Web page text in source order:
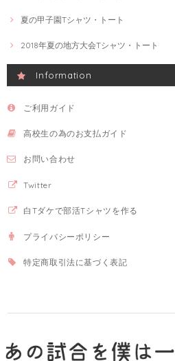
夏の甲子園Tシャツ・トート
2018年夏の地方大会Tシャツ・トート
Information
ご利用ガイド
高校生の為のお支払ガイド
お問い合わせ
Twitter
白Tダケで部活Tシャツを作る
プライバシーポリシー
特定商取引法に基づく表記